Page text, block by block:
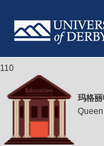
110
玛格